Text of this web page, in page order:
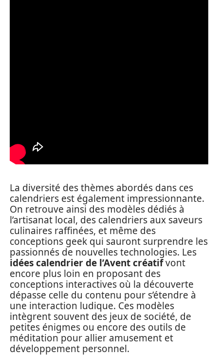
La diversité des thèmes abordés dans ces
calendriers est également impressionnante.
On retrouve ainsi des modèles dédiés à
l’artisanat local, des calendriers aux saveurs
culinaires raffinées, et même des
conceptions geek qui sauront surprendre les
passionnés de nouvelles technologies. Les
idées calendrier de l’Avent créatifvont
encore plus loin en proposant des
conceptions interactives où la découverte
dépasse celle du contenu pour s’étendre à
une interaction ludique. Ces modèles
intègrent souvent des jeux de société, de
petites énigmes ou encore des outils de
méditation pour allier amusement et
développement personnel.